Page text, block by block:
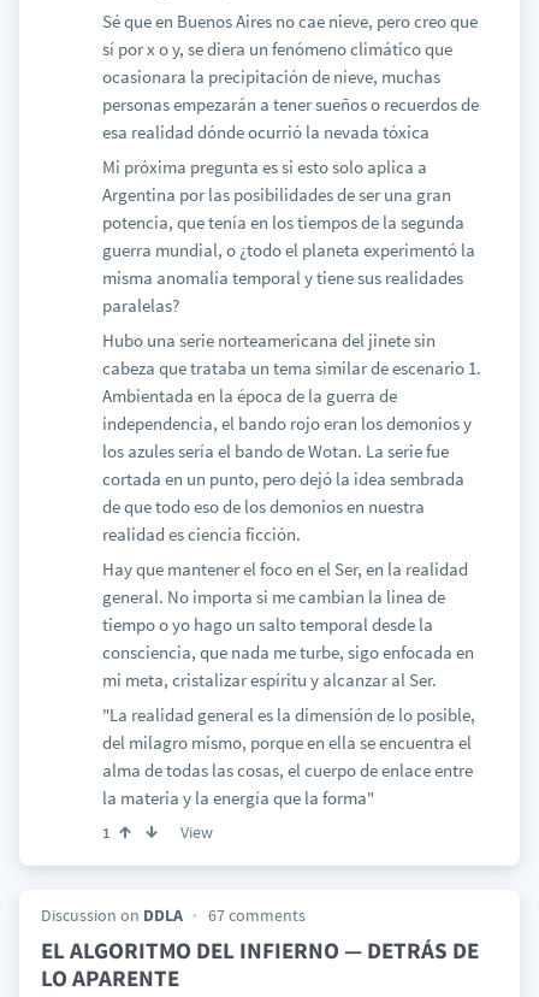
Sé que en Buenos Aires no cae nieve, pero creo que
sí por x o y, se diera un fenómeno climático que
ocasionara la precipitación de nieve, muchas
personas empezarán a tener sueños o recuerdos de
esa realidad dónde ocurrió la nevada tóxica
Mi próxima pregunta es si esto solo aplica a
Argentina por las posibilidades de ser una gran
potencia, que tenía en los tiempos de la segunda
guerra mundial, o ¿todo el planeta experimentó la
misma anomalía temporal y tiene sus realidades
paralelas?
Hubo una serie norteamericana del jinete sin
cabeza que trataba un tema similar de escenario 1.
Ambientada en la época de la guerra de
independencia, el bando rojo eran los demonios y
los azules sería el bando de Wotan. La serie fue
cortada en un punto, pero dejó la idea sembrada
de que todo eso de los demonios en nuestra
realidad es ciencia ficción.
Hay que mantener el foco en el Ser, en la realidad
general. No importa si me cambian la línea de
tiempo o yo hago un salto temporal desde la
consciencia, que nada me turbe, sigo enfocada en
mi meta, cristalizar espíritu y alcanzar al Ser.
"La realidad general es la dimensión de lo posible,
del milagro mismo, porque en ella se encuentra el
alma de todas las cosas, el cuerpo de enlace entre
la materia y la energía que la forma"
1 View
Discussion on DDLA 67 comments
EL ALGORITMO DEL INFIERNO — DETRÁS DE
LO APARENTE